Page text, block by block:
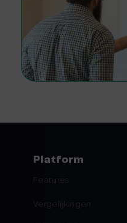
Platform
Features
Vergelijkingen